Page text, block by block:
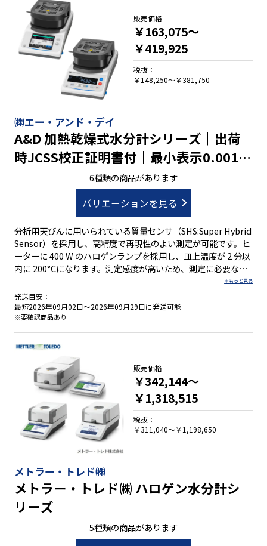
チパネルを採用し、分かりやすい操作を実現 ●100 種類以上の
サンプルプログラムが登録済み ●測定結果を水分計内部に
3000 個まで記憶可能 ●各試料に最適な測定条件を 300 セット
記憶でき、測定時に呼出可能 ●USB とRS-232C、USB ホス
ト、有線 LAN、Bluetooth?のインタフェースを標準装備 ●精
度確認用のテストサンプル付属 ■液晶表示モデル ●100 種類以
上の測定試料に応じた測定条件例を測定時に呼出可能 ●測定結
果を水分計内部に 200 個まで記憶し、一括出力できるデータメ
き、測定時に呼出可能 ●USB とRS-232Cのインタフェースを標
準装備 ●精度確認用のテストサンプル付属（MS-74A/MX-
53A）
㈱エー・アンド・デイ
A&D 加熱乾燥式水分計シリーズ｜出荷
時JCSS校正証明書付｜最小表示0.001g
～0.005g ひょう量51g～71g
6種類の商品があります
バリエーションを見る
分析用天びんに用いられている質量センサ（SHS:Super Hybrid
Sensor）を採用し、高精度で再現性のよい測定が可能です。ヒ
ーターに 400 W のハロゲンランプを採用し、皿上温度が 2 分以
内に 200°Cになります。測定感度が高いため、測定に必要な試
りJCSS校正書面付 ●3種類の測定モード（標準・タイマー・カ
スタム） ●4種類の加熱パターン（標準・緩速・ステップ・急
速） ●データ通信ソフトウェア「WinCT」を使えばWindows
PC に簡単にデータを取り込み可能 ●付属の試料皿は再利用可
能。また使い捨てアルミ皿も標準で付属 ■タッチパネルモデル
●表示部に5インチのタッチパネルを採用し、分かりやすい操作
を実現 ●100 種類以上のサンプルプログラムが登録済み ●測定
結果を水分計内部に 3000 個まで記憶可能 ●各試料に最適な測
定条件を 300 セット記憶でき、測定時に呼出可能 ●USB とRS-
232C、USB ホスト、有線 LAN、Bluetooth?のインタフェース
を標準装備 ●精度確認用のテストサンプル付属 ■液晶表示モデ
ル ●100 種類以上の測定試料に応じた測定条件例を測定時に呼
出可能 ●測定結果を水分計内部に 200 個まで記憶し、一括出力
できるデータメモリ機能を搭載 ●各試料に最適な測定条件を
200 セット記憶でき、測定時に呼出可能 ●USB とRS-232Cのイ
ンタフェースを標準装備 ●精度確認用のテストサンプル付属
（MS-74A/MX-53A）
発送目安：
最短2026年09月02日～2026年09月29日に発送可能
※要確認商品あり
販売価格
￥163,075～
￥419,925
税抜：
￥148,250～￥381,750
メトラー・トレド㈱
メトラー・トレド㈱ ハロゲン水分計シ
リーズ
5種類の商品があります
販売価格
￥342,144～
￥1,318,515
税抜：
￥311,040～￥1,198,650